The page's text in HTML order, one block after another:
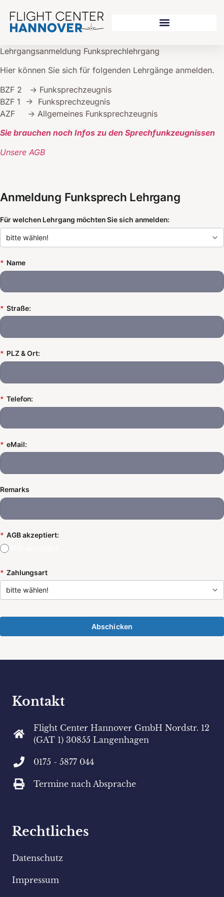
Lehrgangsanmeldung Funksprechlehrgang
Hier können Sie sich für folgenden Lehrgänge anmelden.
BZF 2 -> Funksprechzeugnis
BZF 1 -> Funksprechzeugnis
AZF -> Allgemeines Funksprechzeugnis
Sie brauchen noch Infos zu den Sprechfunkzeugnissen
Unsere AGB
Anmeldung Funksprech Lehrgang
Für welchen Lehrgang möchten Sie sich anmelden:
* Name
* Straße:
* PLZ & Ort:
* Telefon:
* eMail:
Remarks
* AGB akzeptiert:
* Zahlungsart
Kontakt
Flight Center Hannover GmbH Nordstr. 12
(GAT 1) 30855 Langenhagen
0175 - 5877 044
Termine nach Absprache
Rechtliches
Datenschutz
Impressum